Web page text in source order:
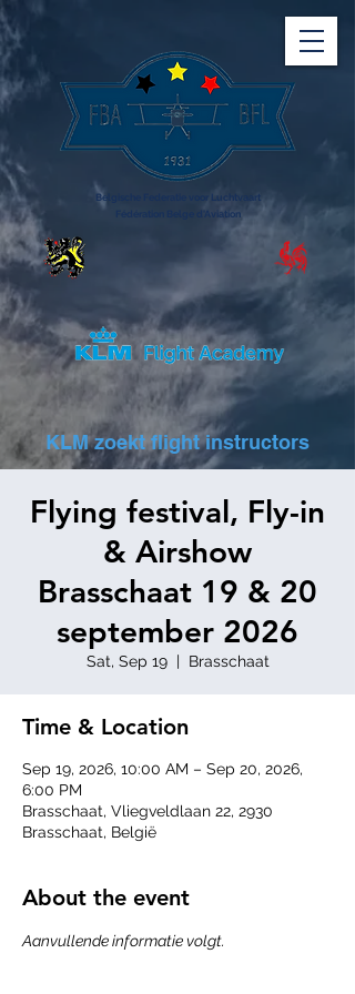
Fédération Belge d'Aviation
Belgische Federatie voor Luchtvaart
KLM zoekt flight instructors
Flying festival, Fly-in
& Airshow
Brasschaat 19 & 20
september 2026
Sat, Sep 19
  |
Brasschaat
Time & Location
Sep 19, 2026, 10:00 AM – Sep 20, 2026,
6:00 PM
Brasschaat, Vliegveldlaan 22, 2930
Brasschaat, België
About the event
Aanvullende informatie volgt.